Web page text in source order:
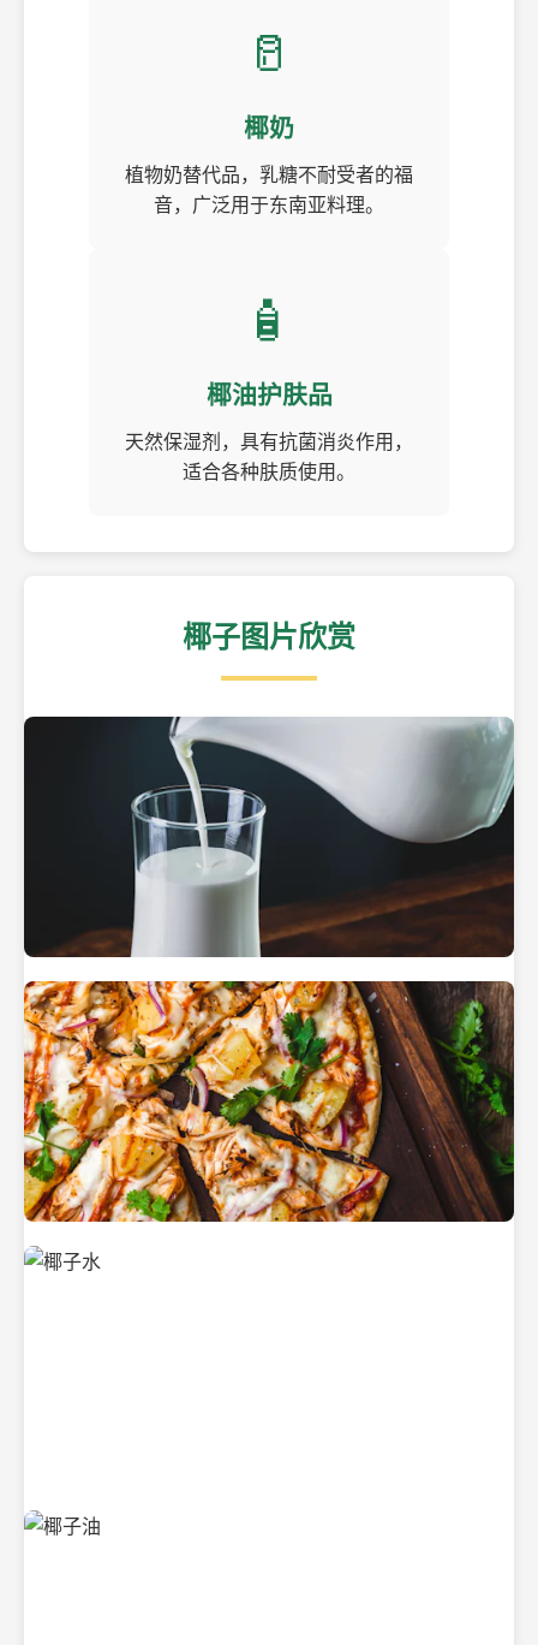
🥛
椰奶
植物奶替代品，乳糖不耐受者的福
音，广泛用于东南亚料理。
🧴
椰油护肤品
天然保湿剂，具有抗菌消炎作用，
适合各种肤质使用。
椰子图片欣赏
热带海滩上的椰子树
新鲜采摘的椰子
清凉解渴的椰子水